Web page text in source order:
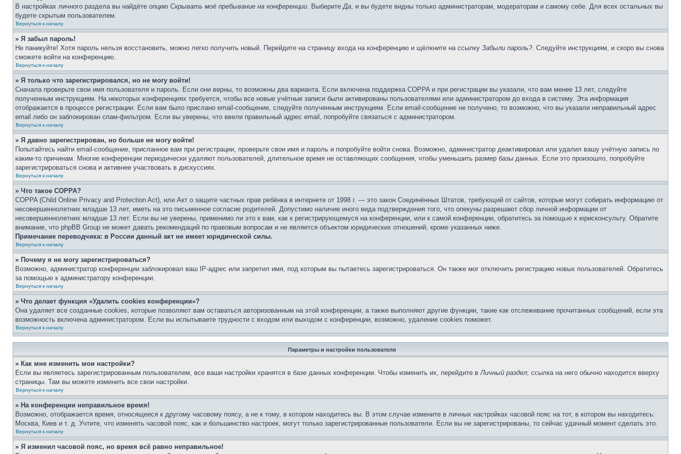
В настройках личного раздела вы найдёте опцию Скрывать моё пребывание на конференции. ВыберитеДа, и вы будете видны только администраторам, модераторам и самому себе. Для всех остальных вы
будете скрытым пользователем.
Вернуться к началу
» Я забыл пароль!
Не паникуйте! Хотя пароль нельзя восстановить, можно легко получить новый. Перейдите на страницу входа на конференцию и щёлкните на ссылку Забыли пароль?. Следуйте инструкциям, и скоро вы снова
сможете войти на конференцию.
Вернуться к началу
» Я только что зарегистрировался, но не могу войти!
Сначала проверьте свои имя пользователя и пароль. Если они верны, то возможны два варианта. Если включена поддержка COPPA и при регистрации вы указали, что вам менее 13 лет, следуйте
полученным инструкциям. На некоторых конференциях требуется, чтобы все новые учётные записи были активированы пользователями или администратором до входа в систему. Эта информация
отображается в процессе регистрации. Если вам было прислано email-сообщение, следуйте полученным инструкциям. Если email-сообщение не получено, то возможно, что вы указали неправильный адрес
email либо он заблокирован спам-фильтром. Если вы уверены, что ввели правильный адрес email, попробуйте связаться с администратором.
Вернуться к началу
» Я давно зарегистрирован, но больше не могу войти!
Попытайтесь найти email-сообщение, присланное вам при регистрации, проверьте свои имя и пароль и попробуйте войти снова. Возможно, администратор деактивировал или удалил вашу учётную запись по
каким-то причинам. Многие конференции периодически удаляют пользователей, длительное время не оставляющих сообщения, чтобы уменьшить размер базы данных. Если это произошло, попробуйте
зарегистрироваться снова и активнее участвовать в дискуссиях.
Вернуться к началу
» Что такое COPPA?
COPPA (Child Online Privacy and Protection Act), или Акт о защите частных прав ребёнка в интернете от 1998 г. — это закон Соединённых Штатов, требующий от сайтов, которые могут собирать информацию от
несовершеннолетних младше 13 лет, иметь на это письменное согласие родителей. Допустимо наличие иного вида подтверждения того, что опекуны разрешают сбор личной информации от
несовершеннолетних младше 13 лет. Если вы не уверены, применимо ли это к вам, как к регистрирующемуся на конференции, или к самой конференции, обратитесь за помощью к юрисконсульту. Обратите
внимание, что phpBB Group не может давать рекомендаций по правовым вопросам и не является объектом юридических отношений, кроме указанных ниже.
Примечание переводчика: в России данный акт не имеет юридической силы.
Вернуться к началу
» Почему я не могу зарегистрироваться?
Возможно, администратор конференции заблокировал ваш IP-адрес или запретил имя, под которым вы пытаетесь зарегистрироваться. Он также мог отключить регистрацию новых пользователей. Обратитесь
за помощью к администратору конференции.
Вернуться к началу
» Что делает функция «Удалить cookies конференции»?
Она удаляет все созданные cookies, которые позволяют вам оставаться авторизованным на этой конференции, а также выполняют другие функции, такие как отслеживание прочитанных сообщений, если эта
возможность включена администратором. Если вы испытываете трудности с входом или выходом с конференции, возможно, удаление cookies поможет.
Вернуться к началу
Параметры и настройки пользователя
» Как мне изменить мои настройки?
Если вы являетесь зарегистрированным пользователем, все ваши настройки хранятся в базе данных конференции. Чтобы изменить их, перейдите вЛичный раздел; ссылка на него обычно находится вверху
страницы. Там вы можете изменить все свои настройки.
Вернуться к началу
» На конференции неправильное время!
Возможно, отображается время, относящееся к другому часовому поясу, а не к тому, в котором находитесь вы. В этом случае измените в личных настройках часовой пояс на тот, в котором вы находитесь:
Москва, Киев и т. д. Учтите, что изменять часовой пояс, как и большинство настроек, могут только зарегистрированные пользователи. Если вы не зарегистрированы, то сейчас удачный момент сделать это.
Вернуться к началу
» Я изменил часовой пояс, но время всё равно неправильное!